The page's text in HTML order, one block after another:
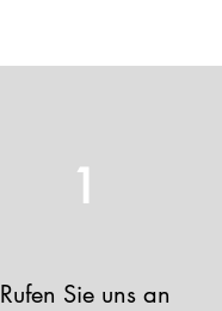
1
Rufen Sie uns an